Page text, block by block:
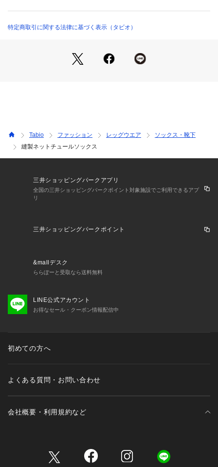
特定商取引に関する法律に基づく表示（タビオ）
Tabio ファッション レッグウエア
ソックス・靴下
縫製ネットチュールソックス
三井ショッピングパークアプリ
全国の三井ショッピングパークポイント対象施設でご利用できるアプ
リ
三井ショッピングパークポイント
&mallデスク
ららぽーと受取なら送料無料
LINE公式アカウント
お得なセール・クーポン情報配信中
初めての方へ
よくある質問・お問い合わせ
会社概要・利用規約など